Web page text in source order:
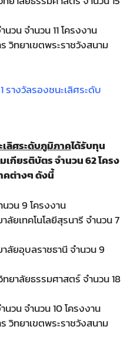
น จำนวน 11 โครงงาน
วิทยาเขตพระราชวังสนาม
รางวัลรองชนะเลิศระดับ
เลิศระดับภูมิภาคได้รับทุน
เกียรติบัตร จำนวน62โครง
คต่างๆ ดังนี้
วน 9 โครงงาน
ยเทคโนโลยีสุรนารี จำนวน 7
ลัยอุบลราชธานี จำนวน 9
ยาลัยธรรมศาสตร์ จำนวน 18
วน จำนวน 10 โครงงาน
วิทยาเขตพระราชวังสนาม